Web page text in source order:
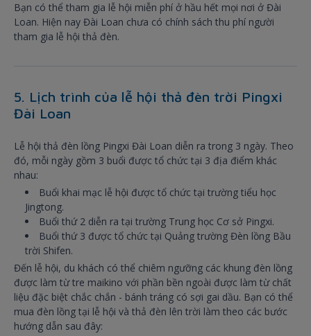
Bạn có thể tham gia lễ hội miễn phí ở hầu hết mọi nơi ở Đài
Loan. Hiện nay Đài Loan chưa có chính sách thu phí người
tham gia lễ hội thả đèn.
5. Lịch trình của lễ hội thả đèn trời Pingxi
Đài Loan
Lễ hội thả đèn lồng Pingxi Đài Loan diễn ra trong 3 ngày. Theo
đó, mỗi ngày gồm 3 buổi được tổ chức tại 3 địa điểm khác
nhau:
Buổi khai mạc lễ hội được tổ chức tại trường tiểu học
Jingtong.
Buổi thứ 2 diễn ra tại trường Trung học Cơ sở Pingxi.
Buổi thứ 3 được tổ chức tại Quảng trường Đèn lồng Bầu
trời Shifen.
Đến lễ hội, du khách có thể chiêm ngưỡng các khung đèn lồng
được làm từ tre maikino với phần bền ngoài được làm từ chất
liệu đặc biệt chắc chắn - bánh tráng có sợi gai dầu. Bạn có thể
mua đèn lồng tại lễ hội và thả đèn lên trời làm theo các bước
hướng dẫn sau đây: